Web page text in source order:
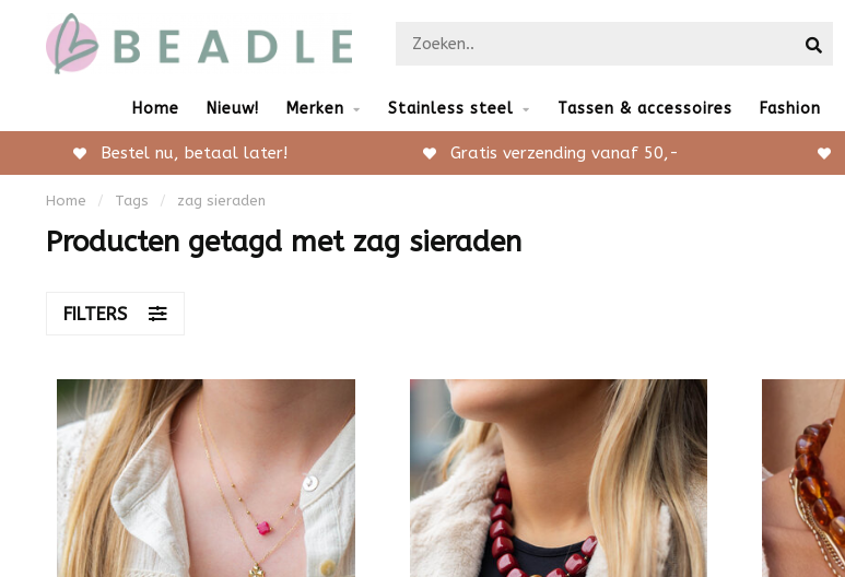
Home Nieuw! Merken Stainless steel Tassen & accessoires Fashion
Bestel nu, betaal later! Gratis verzending vanaf 50,-
Home / Tags / zag sieraden
Producten getagd met zag sieraden
FILTERS